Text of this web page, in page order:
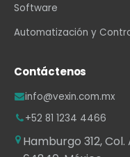
Software
Automatización y
Contáctenos
info@vexin.com.mx
+52 81 1234 4466
Hamburgo 312,